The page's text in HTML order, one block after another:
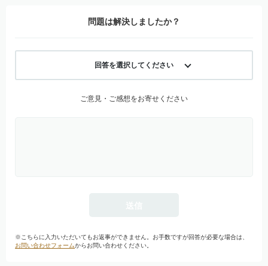
問題は解決しましたか？
回答を選択してください
ご意見・ご感想をお寄せください
※こちらに入力いただいてもお返事ができません。お手数ですが回答が必要な場合は、
お問い合わせフォームからお問い合わせください。